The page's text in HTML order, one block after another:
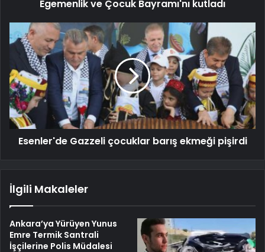
Egemenlik ve Çocuk Bayramı'nı kutladı
Esenler'de Gazzeli çocuklar barış ekmeği pişirdi
İlgili Makaleler
Ankara’ya Yürüyen Yunus
Emre Termik Santrali
İşçilerine Polis Müdalesi